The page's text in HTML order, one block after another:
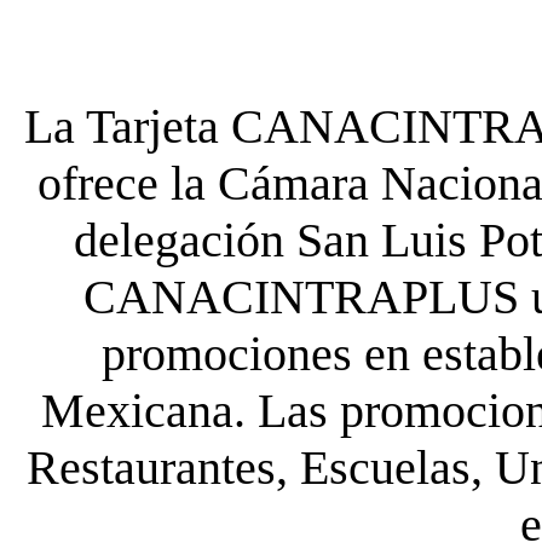
La Tarjeta
ofrece la Cámara
delegación San Luis
CANACINTRAPLUS
promociones en
Mexicana. Las
Restaurantes, Escuelas,